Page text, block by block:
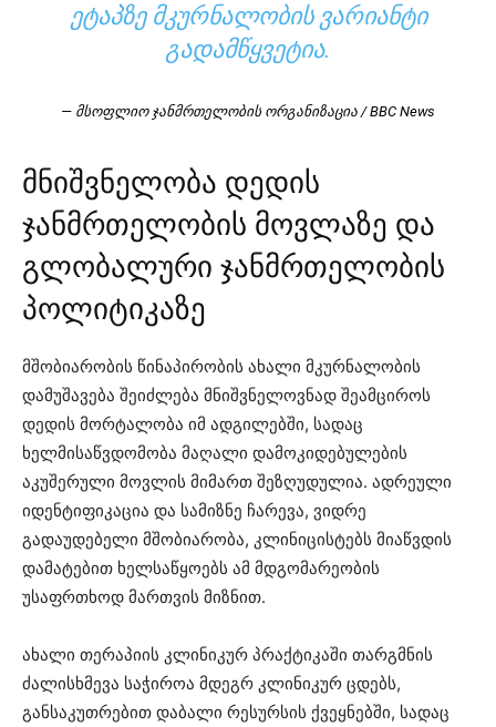
ᲔᲢᲐᲞᲖᲔ ᲛᲙᲣᲠᲜᲐᲚᲝᲑᲘᲡ ᲕᲐᲠᲘᲐᲜᲢᲘ
ᲒᲐᲓᲐᲛᲬᲧᲕᲔᲢᲘᲐ.
— მსოფლიო ჯანმრთელობის ორგანიზაცია / BBC News
მნიშვნელობა დედის
ჯანმრთელობის მოვლაზე და
გლობალური ჯანმრთელობის
პოლიტიკაზე
მშობიარობის წინაპირობის ახალი მკურნალობის
დამუშავება შეიძლება მნიშვნელოვნად შეამციროს
დედის მორტალობა იმ ადგილებში, სადაც
ხელმისაწვდომობა მაღალი დამოკიდებულების
აკუშერული მოვლის მიმართ შეზღუდულია. ადრეული
იდენტიფიკაცია და სამიზნე ჩარევა, ვიდრე
გადაუდებელი მშობიარობა, კლინიცისტებს მიაწვდის
დამატებით ხელსაწყოებს ამ მდგომარეობის
უსაფრთხოდ მართვის მიზნით.
ახალი თერაპიის კლინიკურ პრაქტიკაში თარგმნის
ძალისხმევა საჭიროა მდეგრ კლინიკურ ცდებს,
განსაკუთრებით დაბალი რესურსის ქვეყნებში, სადაც